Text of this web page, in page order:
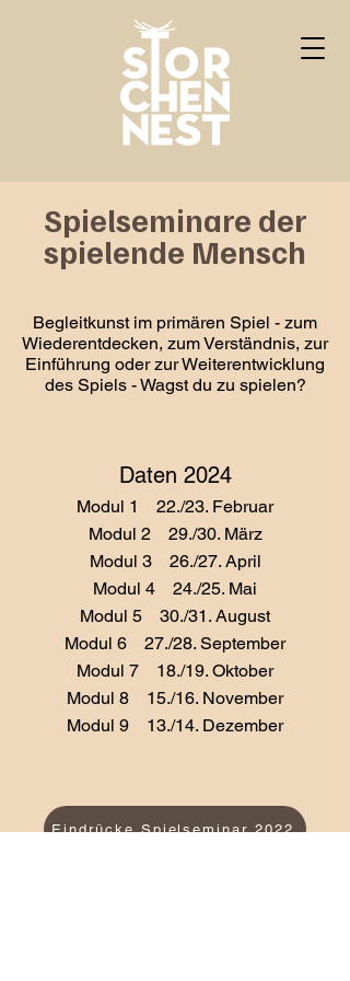
Spielseminare der
spielende Mensch
Begleitkunst im primären Spiel - zum
Wiederentdecken, zum Verständnis, zur
Einführung oder zur Weiterentwicklung
des Spiels - Wagst du zu spielen?
Daten 2024
Modul 1 22./23. Februar
Modul 2 29./30. März
Modul 3 26./27. April
Modul 4 24./25. Mai
Modul 5 30./31. August
Modul 6 27./28. September
Modul 7 18./19. Oktober
Modul 8 15./16. November
Modul 9 13./14. Dezember
Eindrücke Spielseminar 2022